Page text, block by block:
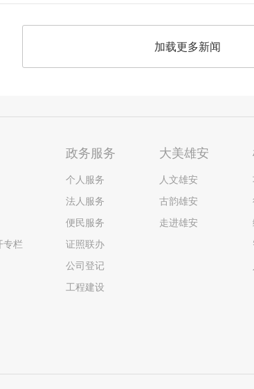
加载更多新闻
专栏
政务服务
个人服务
法人服务
便民服务
证照联办
公司登记
工程建设
大美雄安
人文雄安
古韵雄安
走进雄安